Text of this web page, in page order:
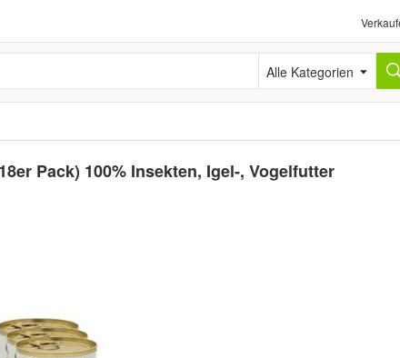
Alle Kategorien
Pack) 100% Insekten, Igel-, Vogelfutter